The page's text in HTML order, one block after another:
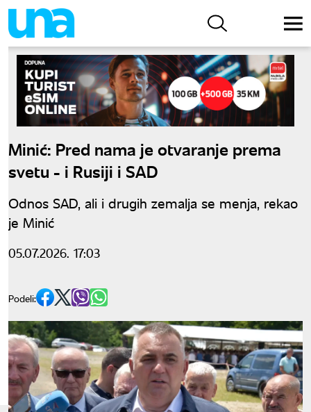
Minić: Pred nama je otvaranje prema
svetu - i Rusiji i SAD
Odnos SAD, ali i drugih zemalja se menja, rekao
je Minić
05.07.2026. 17:03
Podeli: